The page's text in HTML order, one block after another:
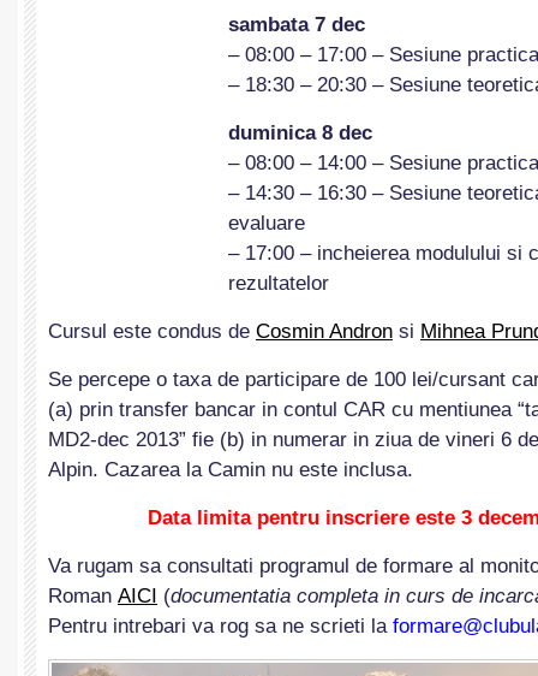
sambata 7 dec
– 08:00 – 17:00 – Sesiune practica
– 18:30 – 20:30 – Sesiune
duminica 8 dec
– 08:00 – 14:00 – Sesiune
– 14:30 – 16:30 – Sesiune
evaluare
– 17:00 – incheierea modulului si
rezultatelor
Cursul este condus de Cosmin Andron si Mihnea
Se percepe o taxa de participare de 100 lei/cursant
(a) prin transfer bancar in contul CAR cu mentiunea
MD2-dec 2013” fie (b) in numerar in ziua de vineri 6
Alpin. Cazarea la Camin nu este inclusa.
Data limita pentru inscriere este 3
Va rugam sa consultati programul de formare al
Roman AICI (documentatia completa in curs de
Pentru intrebari va rog sa ne scrieti la